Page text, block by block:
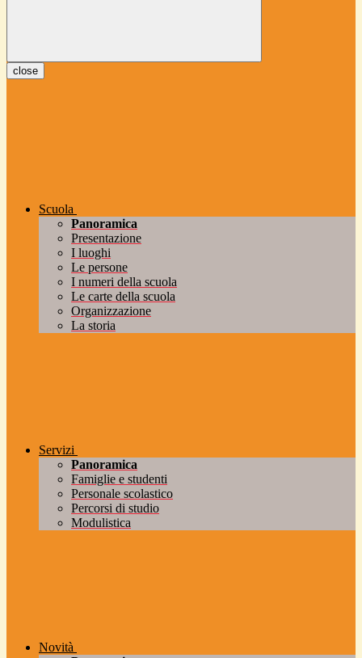
close
Scuola
Panoramica
Presentazione
I luoghi
Le persone
I numeri della scuola
Le carte della scuola
Organizzazione
La storia
Servizi
Panoramica
Famiglie e studenti
Personale scolastico
Percorsi di studio
Modulistica
Novità